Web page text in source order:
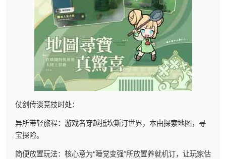
仗剑传谈竞技时处：
异所带轻旅程：游戏者穿越抵坎斯汀世界，本由探索地图，寻
宝探险。
简便放置玩法：核心意为“睡觉变强”所放置养就机订，让玩家估